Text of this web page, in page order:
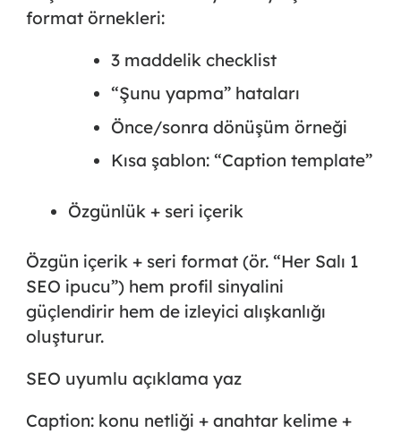
format örnekleri:
3 maddelik checklist
“Şunu yapma” hataları
Önce/sonra dönüşüm örneği
Kısa şablon: “Caption template”
Özgünlük + seri içerik
Özgün içerik + seri format (ör. “Her Salı 1
SEO ipucu”) hem profil sinyalini
güçlendirir hem de izleyici alışkanlığı
oluşturur.
SEO uyumlu açıklama yaz
Caption: konu netliği + anahtar kelime +